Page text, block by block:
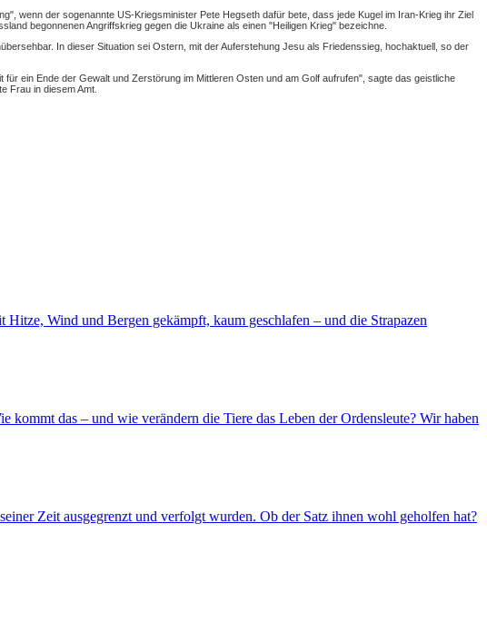
wenn der sogenannte US-Kriegsminister Pete Hegseth dafür bete, dass jede Kugel im Iran-Krieg ihr Ziel
begonnenen Angriffskrieg gegen die Ukraine als einen "Heiligen Krieg" bezeichne.
In dieser Situation sei Ostern, mit der Auferstehung Jesu als Friedenssieg, hochaktuell, so der
ein Ende der Gewalt und Zerstörung im Mittleren Osten und am Golf aufrufen", sagte das geistliche
Frau in diesem Amt.
Wind und Bergen gekämpft, kaum geschlafen – und die Strapazen
das – und wie verändern die Tiere das Leben der Ordensleute? Wir haben
Zeit ausgegrenzt und verfolgt wurden. Ob der Satz ihnen wohl geholfen hat?